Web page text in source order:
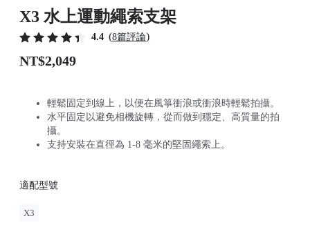
X3 水上運動繩索支架
4.4 (8篇評論)
NT$2,049
輕鬆固定到線上，以便在風箏衝浪或衝浪時輕鬆拍攝。
水平固定以避免相機旋轉，從而做到穩定、高質量的拍
攝。
支持安裝在直徑為 1-8 毫米的堅固繩索上。
適配型號
X3